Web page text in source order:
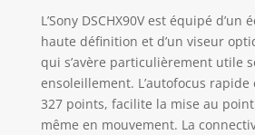
L’Sony DSCHX90V est équipé d’un
haute définition et d’un viseur
qui s’avère particulièrement utile
ensoleillement. L’autofocus rapide
327 points, facilite la mise au
même en mouvement. La